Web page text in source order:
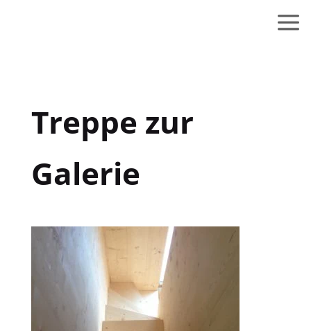
Treppe zur
Galerie